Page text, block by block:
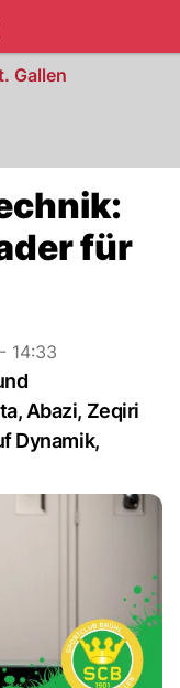
Gallen
für
14:33
Abazi, Zeqiri
Dynamik,